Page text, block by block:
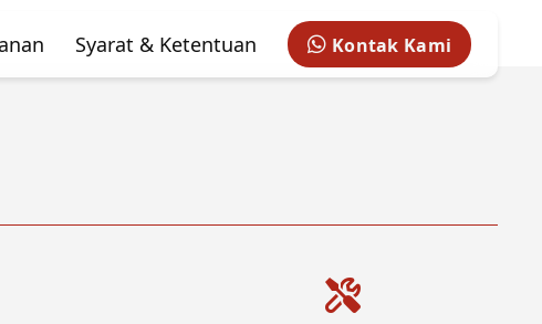
Syarat & Ketentuan Kontak Kami